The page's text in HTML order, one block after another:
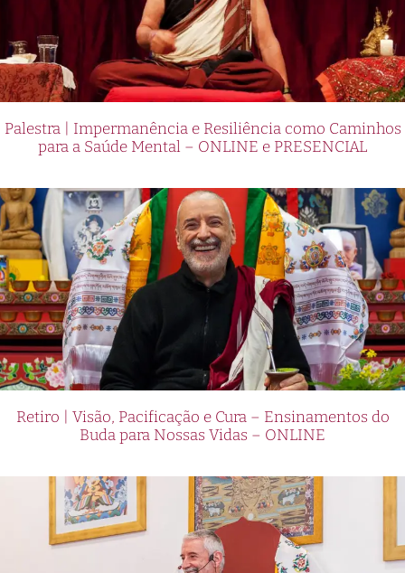
Palestra | Impermanência e Resiliência como Caminhos
para a Saúde Mental – ONLINE e PRESENCIAL
Retiro | Visão, Pacificação e Cura – Ensinamentos do
Buda para Nossas Vidas – ONLINE